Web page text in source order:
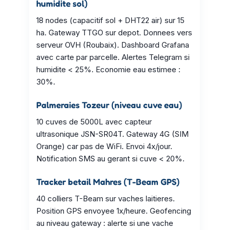
humidite sol)
18 nodes (capacitif sol + DHT22 air) sur 15
ha. Gateway TTGO sur depot. Donnees vers
serveur OVH (Roubaix). Dashboard Grafana
avec carte par parcelle. Alertes Telegram si
humidite < 25%. Economie eau estimee :
30%.
Palmeraies Tozeur (niveau cuve eau)
10 cuves de 5000L avec capteur
ultrasonique JSN-SR04T. Gateway 4G (SIM
Orange) car pas de WiFi. Envoi 4x/jour.
Notification SMS au gerant si cuve < 20%.
Tracker betail Mahres (T-Beam GPS)
40 colliers T-Beam sur vaches laitieres.
Position GPS envoyee 1x/heure. Geofencing
au niveau gateway : alerte si une vache